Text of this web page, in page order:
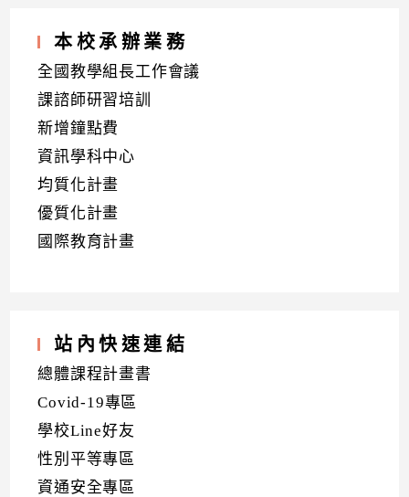
本校承辦業務
全國教學組長工作會議
課諮師研習培訓
新增鐘點費
資訊學科中心
均質化計畫
優質化計畫
國際教育計畫
站內快速連結
總體課程計畫書
Covid-19專區
學校Line好友
性別平等專區
資通安全專區